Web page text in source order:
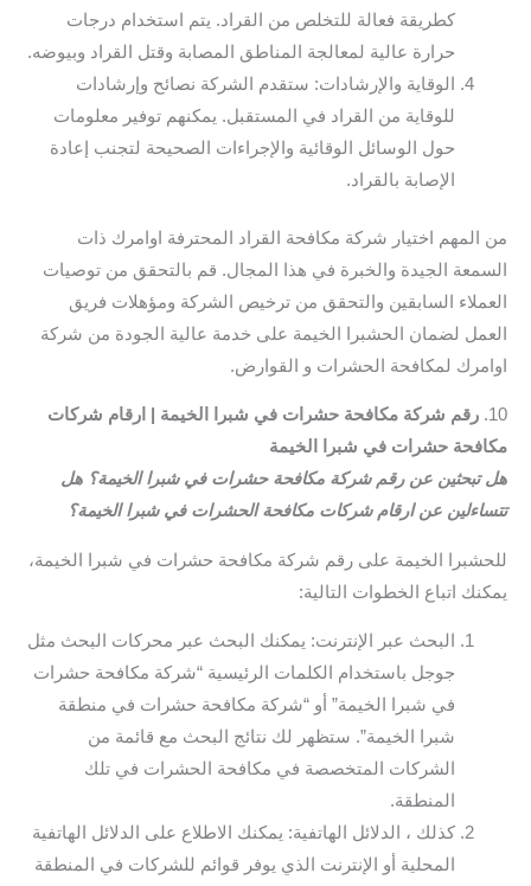
كطريقة فعالة للتخلص من القراد. يتم استخدام درجات
حرارة عالية لمعالجة المناطق المصابة وقتل القراد وبيوضه.
الوقاية والإرشادات: ستقدم الشركة نصائح وإرشادات
للوقاية من القراد في المستقبل. يمكنهم توفير معلومات
حول الوسائل الوقائية والإجراءات الصحيحة لتجنب إعادة
الإصابة بالقراد.
من المهم اختيار شركة مكافحة القراد المحترفة اوامرك ذات
السمعة الجيدة والخبرة في هذا المجال. قم بالتحقق من توصيات
العملاء السابقين والتحقق من ترخيص الشركة ومؤهلات فريق
العمل لضمان الحشبرا الخيمة على خدمة عالية الجودة من شركة
اوامرك لمكافحة الحشرات و القوارض.
10. رقم شركة مكافحة حشرات في شبرا الخيمة | ارقام شركات
مكافحة حشرات في شبرا الخيمة
هل تبحثين عن رقم شركة مكافحة حشرات في شبرا الخيمة؟ هل
تتساءلين عن ارقام شركات مكافحة الحشرات في شبرا الخيمة؟
للحشبرا الخيمة على رقم شركة مكافحة حشرات في شبرا الخيمة،
يمكنك اتباع الخطوات التالية:
البحث عبر الإنترنت: يمكنك البحث عبر محركات البحث مثل
جوجل باستخدام الكلمات الرئيسية “شركة مكافحة حشرات
في شبرا الخيمة” أو “شركة مكافحة حشرات في منطقة
شبرا الخيمة”. ستظهر لك نتائج البحث مع قائمة من
الشركات المتخصصة في مكافحة الحشرات في تلك
المنطقة.
كذلك ، الدلائل الهاتفية: يمكنك الاطلاع على الدلائل الهاتفية
المحلية أو الإنترنت الذي يوفر قوائم للشركات في المنطقة